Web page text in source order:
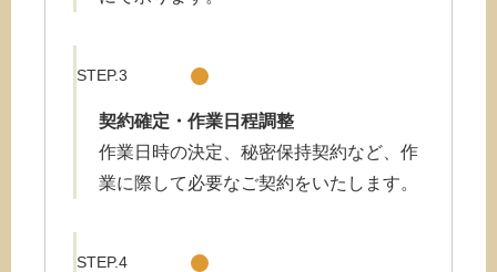
STEP.3
契約確定・作業日程調整
作業日時の決定、秘密保持契約など、作
業に際して必要なご契約をいたします。
STEP.4